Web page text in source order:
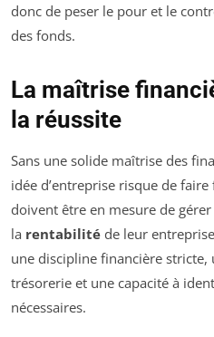
donc de peser le pour et le
des fonds.
La maîtrise
la réussite
Sans une solide maîtrise des
idée d’entreprise risque de
doivent être en mesure de
la rentabilité de leur
une discipline financière
trésorerie et une capacité à
nécessaires.